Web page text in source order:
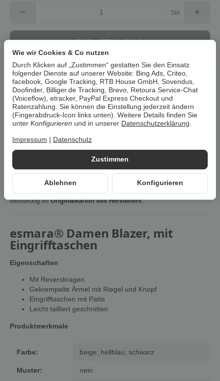
Stk
In den Warenkorb
Dieser Artikel hat Variationen. Wählen Sie bitte die
gewünschte Variation aus.
Artikelnummer: 41534
HAN:100391258
Kategorie:Jacken
Beschreibung
Umwelt zu schonen
, vermeiden wir aufwendige
Umverpackungen. Wenn immer es möglich ist, versenden wir Ihre
Bestellung imOriginalkarton des Herstellers.
esmara® Damen Blazer, mit
Eingrifftaschen
Eigenschaften
Mit Reverskragen
Gekrempelte Ärmel mit Riegel und Knopf
Eingrifftaschen mit Patte
Leicht tailliert geschnitten
Produktmerkmale
Farbe: beige; hellblau; schwarz
Muster: nein
Zustimmen
Ablehnen Konfigurieren
Wie wir Cookies & Co nutzen
Durch Klicken auf „Zustimmen“ gestatten Sie den Einsatz
folgender Dienste auf unserer Website: Bing Ads, Criteo,
facebook, Google Tracking, RTB House GmbH, Sovendus,
Doofinder, Billiger.de Tracking, Brevo, Retoura Service-Chat
(Voiceflow), etracker, PayPal Express Checkout und
Ratenzahlung. Sie können die Einstellung jederzeit ändern
(Fingerabdruck-Icon links unten). Weitere Details finden Sie
unter Konfigurieren und in unserer Datenschutzerklärung
Impressum Datenschutz